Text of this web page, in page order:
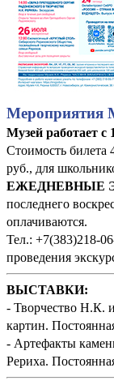
Мероприятия
Музей работает
Стоимость билета
руб., для
ЕЖЕДНЕВНЫЕ
последнего
оплачиваются.
Тел.: +7(383)218-
проведения
ВЫСТАВКИ:
- Творчество Н.К.
картин.
- Артефакты
Рериха.